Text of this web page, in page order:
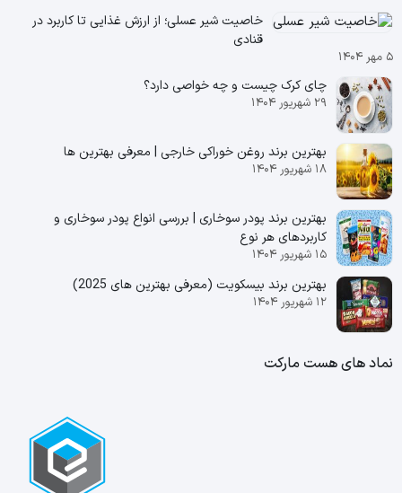
خاصیت شیر عسلی؛ از ارزش غذایی تا کاربرد در
قنادی
۵ مهر ۱۴۰۴
چای کرک چیست و چه خواصی دارد؟
۲۹ شهریور ۱۴۰۴
بهترین برند روغن خوراکی خارجی | معرفی بهترین ها
۱۸ شهریور ۱۴۰۴
بهترین برند پودر سوخاری | بررسی انواع پودر سوخاری و
کاربردهای هر نوع
۱۵ شهریور ۱۴۰۴
بهترین برند بیسکویت (معرفی بهترین‌ های 2025)
۱۲ شهریور ۱۴۰۴
نماد های هست مارکت